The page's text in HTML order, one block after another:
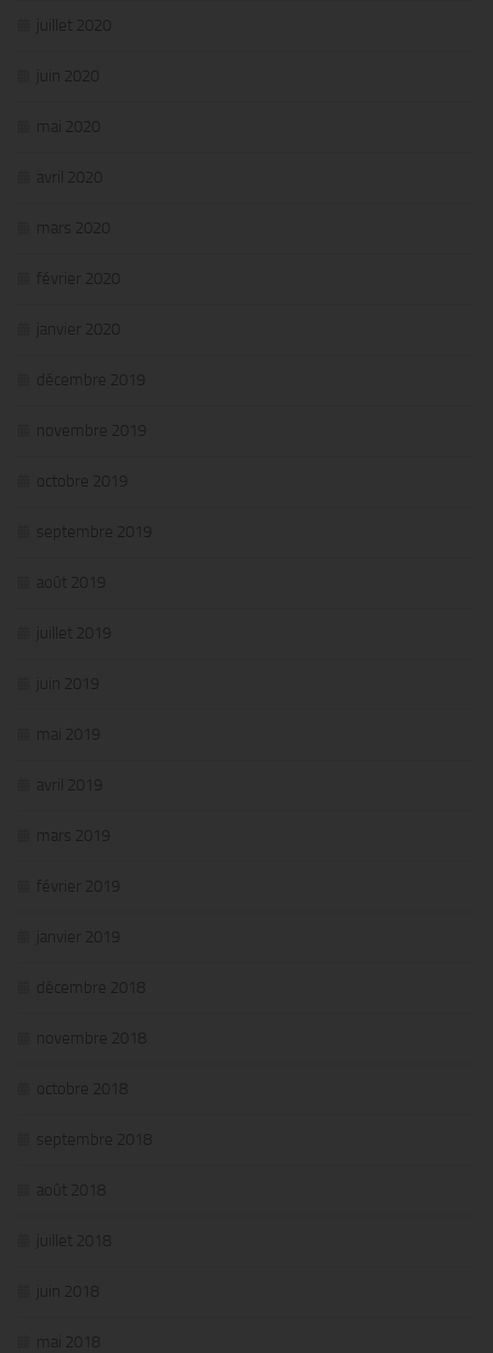
juillet 2020
juin 2020
mai 2020
avril 2020
mars 2020
février 2020
janvier 2020
décembre 2019
novembre 2019
octobre 2019
septembre 2019
août 2019
juillet 2019
juin 2019
mai 2019
avril 2019
mars 2019
février 2019
janvier 2019
décembre 2018
novembre 2018
octobre 2018
septembre 2018
août 2018
juillet 2018
juin 2018
mai 2018